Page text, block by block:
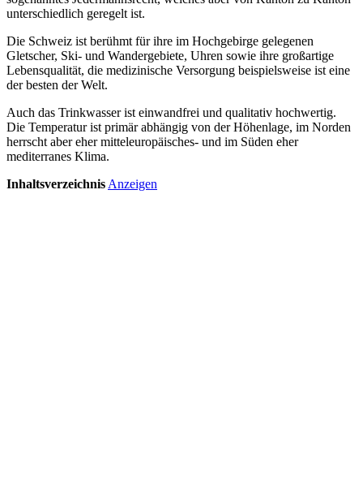
unterschiedlich geregelt ist.
Die Schweiz ist berühmt für ihre im Hochgebirge gelegenen
Gletscher, Ski- und Wandergebiete, Uhren sowie ihre großartige
Lebensqualität, die medizinische Versorgung beispielsweise ist eine
der besten der Welt.
Auch das Trinkwasser ist einwandfrei und qualitativ hochwertig.
Die Temperatur ist primär abhängig von der Höhenlage, im Norden
herrscht aber eher mitteleuropäisches- und im Süden eher
mediterranes Klima.
Inhaltsverzeichnis Anzeigen